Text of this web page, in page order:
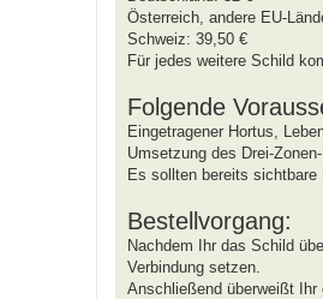
Österreich, andere EU-
Schweiz: 39,50 €
Für jedes weitere Schild
Folgende
Eingetragener Hortus,
Umsetzung des Drei-
Es sollten bereits sichtbare
Bestellvorgang:
Nachdem Ihr das Schild
Verbindung setzen.
Anschließend überweißt Ihr